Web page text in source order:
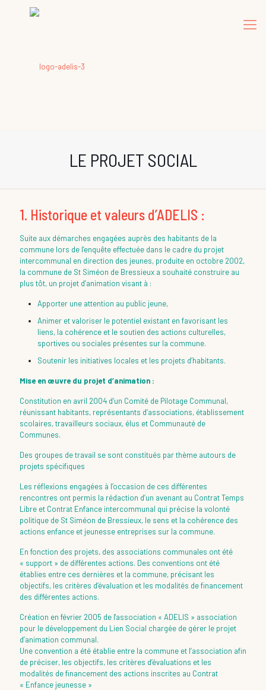
LE PROJET SOCIAL
1. Historique et valeurs d’ADELIS :​
Suite aux démarches engagées auprès des habitants de la
commune lors de l’enquête effectuée dans le cadre du projet
intercommunal en direction des jeunes, produite en octobre 2002,
la commune de St Siméon de Bressieux a souhaité construire au
plus tôt, un projet d’animation visant à :
Apporter une attention au public jeune,
Animer et valoriser le potentiel existant en favorisant les
liens, la cohérence et le soutien des actions culturelles,
sportives ou sociales présentes sur la commune.
Soutenir les initiatives locales et les projets d’habitants.
Mise en œuvre du projet d’animation :
Constitution en avril 2004 d’un Comité de Pilotage Communal,
réunissant habitants, représentants d’associations, établissement
scolaires, travailleurs sociaux, élus et Communauté de
Communes.
Des groupes de travail se sont constitués par thème autours de
projets spécifiques
Les réflexions engagées à l’occasion de ces différentes
rencontres ont permis la rédaction d’un avenant au Contrat Temps
Libre et Contrat Enfance intercommunal qui précise la volonté
politique de St Siméon de Bressieux, le sens et la cohérence des
actions enfance et jeunesse entreprises sur la commune.
En fonction des projets, des associations communales ont été
« support » de différentes actions. Des conventions ont été
établies entre ces dernières et la commune, précisant les
objectifs, les critères d’évaluation et les modalités de financement
des différentes actions.
Création en février 2005 de l'association « ADELIS » association
pour le développement du Lien Social chargée de gérer le projet
d’animation communal.
Une convention a été établie entre la commune et l’association afin
de préciser, les objectifs, les critères d’évaluations et les
modalités de financement des actions inscrites au Contrat
« Enfance jeunesse »